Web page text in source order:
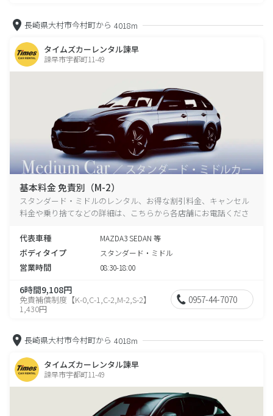
長崎県大村市今村町から 4018m
タイムズカーレンタル諫早
諫早市宇都町11-49
基本料金 免責別（M-2）
スタンダード・ミドルのレンタル、お得な割引料金、キャンセル
料金や乗り捨てなどの詳細は、こちらから各店舗にお電話くださ
代表車種
MAZDA3 SEDAN 等
ボディタイプ スタンダード・ミドル
営業時間 08:30-18:00
6時間9,108円
免責補償制度【K-0,C-1,C-2,M-2,S-2】
1,430円
0957-44-7070
長崎県大村市今村町から 4018m
タイムズカーレンタル諫早
諫早市宇都町11-49